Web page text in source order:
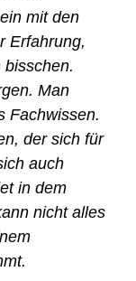
mit den
Erfahrung,
Man
Fachwissen.
der sich für
auch
in dem
nicht alles